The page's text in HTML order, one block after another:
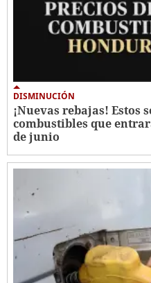
DISMINUCIÓN
¡Nuevas rebajas! Estos
combustibles que
de junio